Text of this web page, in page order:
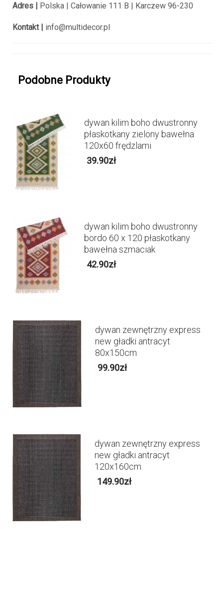
Adres | Polska |Całowanie 111 B | Karczew 96-230
Kontakt | info@multidecor.pl
Podobne Produkty
dywan kilim boho dwustronny
płaskotkany zielony bawełna
120x60 frędzlami
39.90zł
dywan kilim boho dwustronny
bordo 60 x 120 płaskotkany
bawełna szmaciak
42.90zł
dywan zewnętrzny express
new gładki antracyt
80x150cm
99.90zł
dywan zewnętrzny express
new gładki antracyt
120x160cm
149.90zł